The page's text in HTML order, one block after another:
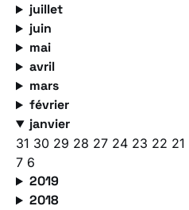
juillet
juin
mai
avril
mars
février
janvier
31 30 29 28 27 24 23 22 21
7 6
2019
2018